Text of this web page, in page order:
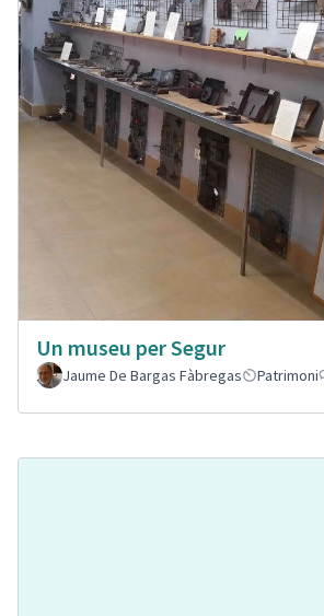
Un museu per Segur
Jaume De Bargas Fàbregas
Patrimoni